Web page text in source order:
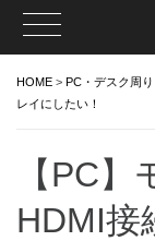
HOME > PC・デスク周り
レイにしたい！
【PC
HDMI接